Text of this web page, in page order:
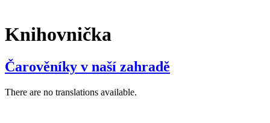
Knihovnička
Čarověníky v naší zahradě
There are no translations available.